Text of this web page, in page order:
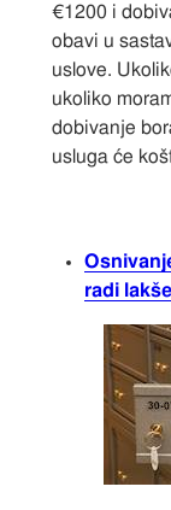
€1200 i
obavi u
uslove.
ukoliko
dobivanje
usluga će
radi